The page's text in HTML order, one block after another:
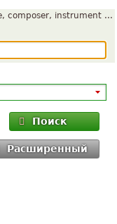
composer, instrument ...
Поиск
Расширенный